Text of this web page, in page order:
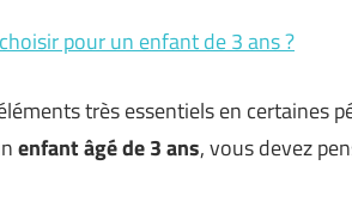
pour un enfant de 3 ans ?
très essentiels en certaines
enfant âgé de 3 ans, vous devez